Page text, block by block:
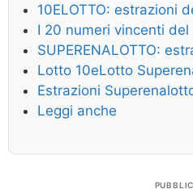
10ELOTTO: estrazioni
I 20 numeri vincenti
SUPERENALOTTO:
Lotto 10eLotto
Estrazioni
Leggi anche